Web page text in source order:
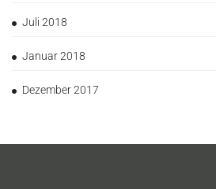
Juli 2018
Januar 2018
Dezember 2017